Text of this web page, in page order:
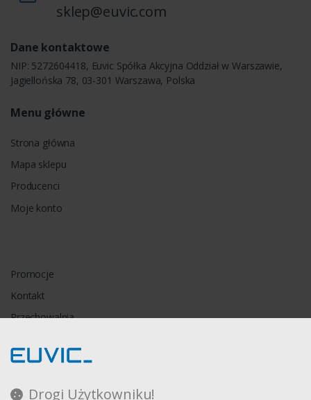
Drogi Użytkowniku!
sklep@euvic.com
Dane kontaktowe
NIP: 5272604418, Euvic Spółka Akcyjna Oddział w Warszawie,
Jagiellońska 78, 03-301 Warszawa, Polska
Menu główne
Strona główna
Mapa sklepu
Producenci
Moje konto
Promocje
Kontakt
Przechowalnia